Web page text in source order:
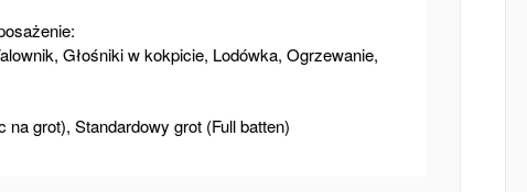
Głośniki w kokpicie, Lodówka, Ogrzewanie,
grot), Standardowy grot (Full batten)